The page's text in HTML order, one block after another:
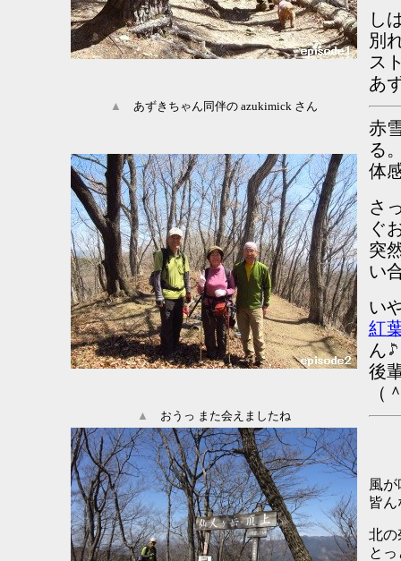
し
別
ス
あ
▲ あずきちゃん同伴の azukimick さん
赤
る
体
さ
ぐ
突
い
い
紅
ん
後
（
▲ おうっ また会えましたね
風
皆
北の
と